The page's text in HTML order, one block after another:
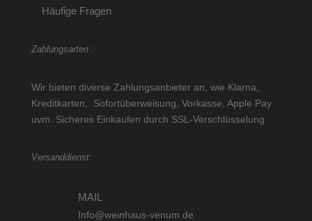
Häufige Fragen
Zahlungsarten :
Wir bieten diverse Zahlungsanbieter an, wie Klarna,
Kreditkarten, Sofortüberweisung, Vorkasse, Apple Pay
uvm. Sicheres Einkaufen durch SSL-Verschlüsselung
Versanddienst:
MAIL
Info@weinhaus-venum.de